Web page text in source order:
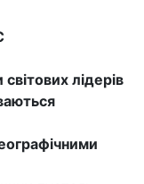
лідерів